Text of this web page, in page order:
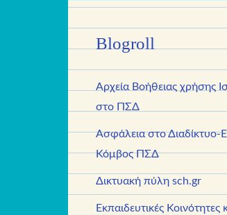
Blogroll
Αρχεία Βοήθειας χρήσης
στο ΠΣΔ
Ασφάλεια στο Διαδίκτυο-
Κόμβος ΠΣΔ
Δικτυακή πύλη sch.gr
Εκπαιδευτικές Κοινότητες